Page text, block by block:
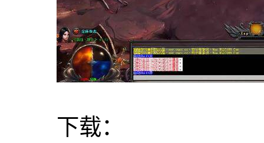
下载：